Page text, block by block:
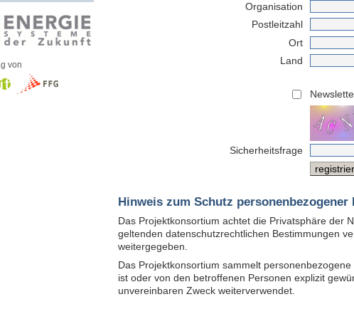
von
Organisation
Postleitzahl
Ort
Land
Sicherheitsfrage
Hinweis zum Schutz personenbezogener
Das Projektkonsortium achtet die Privatsphäre der
geltenden datenschutzrechtlichen Bestimmungen
weitergegeben.
Das Projektkonsortium sammelt
ist oder von den betroffenen Personen explizit
unvereinbaren Zweck weiterverwendet.